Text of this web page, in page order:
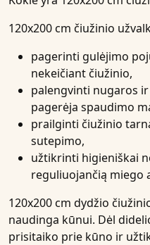
120x200 cm čiužinio
pagerinti gulėjimo
nekeičiant čiužinio,
palengvinti nugaros
pagerėja spaudimo
prailginti čiužinio
sutepimo,
užtikrinti higieniškai
reguliuojančią miego
120x200 cm dydžio
naudinga kūnui. Dėl
prisitaiko prie kūno ir